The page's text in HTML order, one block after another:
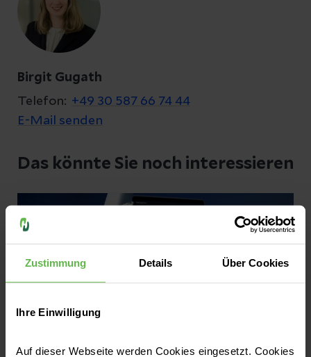
Zustimmung Details Über Cookies
Ihre Einwilligung
Auf dieser Webseite werden Cookies eingesetzt. Cookies
Birgit Gugath
Telefon: +49 30 587 66 74 44
E-Mail senden
Das könnte Sie noch interessieren